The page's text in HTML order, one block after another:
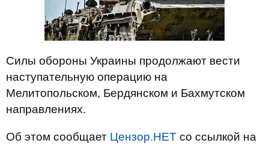
Силы обороны Украины продолжают вести
наступательную операцию на
Мелитопольском, Бердянском и Бахмутском
направлениях.
Об этом сообщает Цензор.НЕТ со ссылкой на